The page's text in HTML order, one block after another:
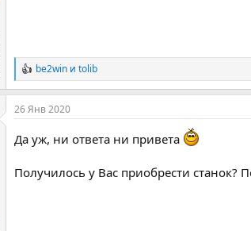
Р
е
а
к
и
и
be2win и tolib
26 Янв 2020
Да уж, ни ответа ни привета
Получилось у Вас приобрести станок?